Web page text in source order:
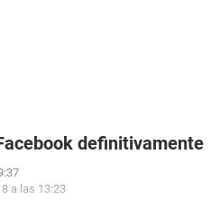
definitivamente
a las 13:23